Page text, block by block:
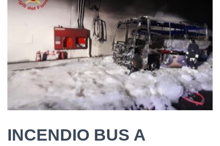
INCENDIO BUS A